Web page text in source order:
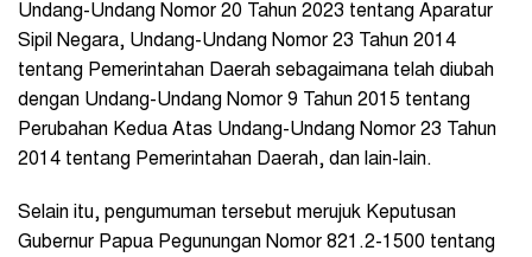
Undang-Undang Nomor 20 Tahun 2023 tentang Aparatur
Sipil Negara, Undang-Undang Nomor 23 Tahun 2014
tentang Pemerintahan Daerah sebagaimana telah diubah
dengan Undang-Undang Nomor 9 Tahun 2015 tentang
Perubahan Kedua Atas Undang-Undang Nomor 23 Tahun
2014 tentang Pemerintahan Daerah, dan lain-lain.
Selain itu, pengumuman tersebut merujuk Keputusan
Gubernur Papua Pegunungan Nomor 821.2-1500 tentang